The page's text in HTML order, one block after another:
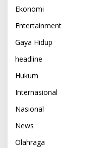
Ekonomi
Entertainment
Gaya Hidup
headline
Hukum
Internasional
Nasional
News
Olahraga